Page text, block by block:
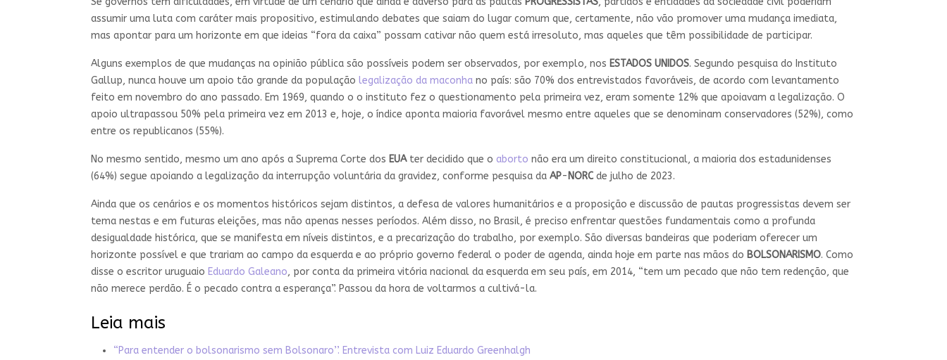
assumir uma luta com caráter mais propositivo, estimulando debates que saiam do lugar comum que, certamente, não vão promover uma mudança imediata,
mas apontar para um horizonte em que ideias “fora da caixa” possam cativar não quem está irresoluto, mas aqueles que têm possibilidade de participar.
Alguns exemplos de que mudanças na opinião pública são possíveis podem ser observados, por exemplo, nos ESTADOS UNIDOS. Segundo pesquisa do Instituto
Gallup, nunca houve um apoio tão grande da população legalização da maconha no país: são 70% dos entrevistados favoráveis, de acordo com levantamento
feito em novembro do ano passado. Em 1969, quando o o instituto fez o questionamento pela primeira vez, eram somente 12% que apoiavam a legalização. O
apoio ultrapassou 50% pela primeira vez em 2013 e, hoje, o índice aponta maioria favorável mesmo entre aqueles que se denominam conservadores (52%), como
entre os republicanos (55%).
No mesmo sentido, mesmo um ano após a Suprema Corte dos EUAter decidido que o aborto não era um direito constitucional, a maioria dos estadunidenses
(64%) segue apoiando a legalização da interrupção voluntária da gravidez, conforme pesquisa da AP- NORC de julho de 2023.
Ainda que os cenários e os momentos históricos sejam distintos, a defesa de valores humanitários e a proposição e discussão de pautas progressistas devem ser
tema nestas e em futuras eleições, mas não apenas nesses períodos. Além disso, no Brasil, é preciso enfrentar questões fundamentais como a profunda
desigualdade histórica, que se manifesta em níveis distintos, e a precarização do trabalho, por exemplo. São diversas bandeiras que poderiam oferecer um
horizonte possível e que trariam ao campo da esquerda e ao próprio governo federal o poder de agenda, ainda hoje em parte nas mãos do BOLSONARISMO. Como
disse o escritor uruguaio Eduardo Galeano, por conta da primeira vitória nacional da esquerda em seu país, em 2014, “tem um pecado que não tem redenção, que
não merece perdão. É o pecado contra a esperança”. Passou da hora de voltarmos a cultivá-la.
Leia mais
“Para entender o bolsonarismo sem Bolsonaro’’. Entrevista com Luiz Eduardo Greenhalgh